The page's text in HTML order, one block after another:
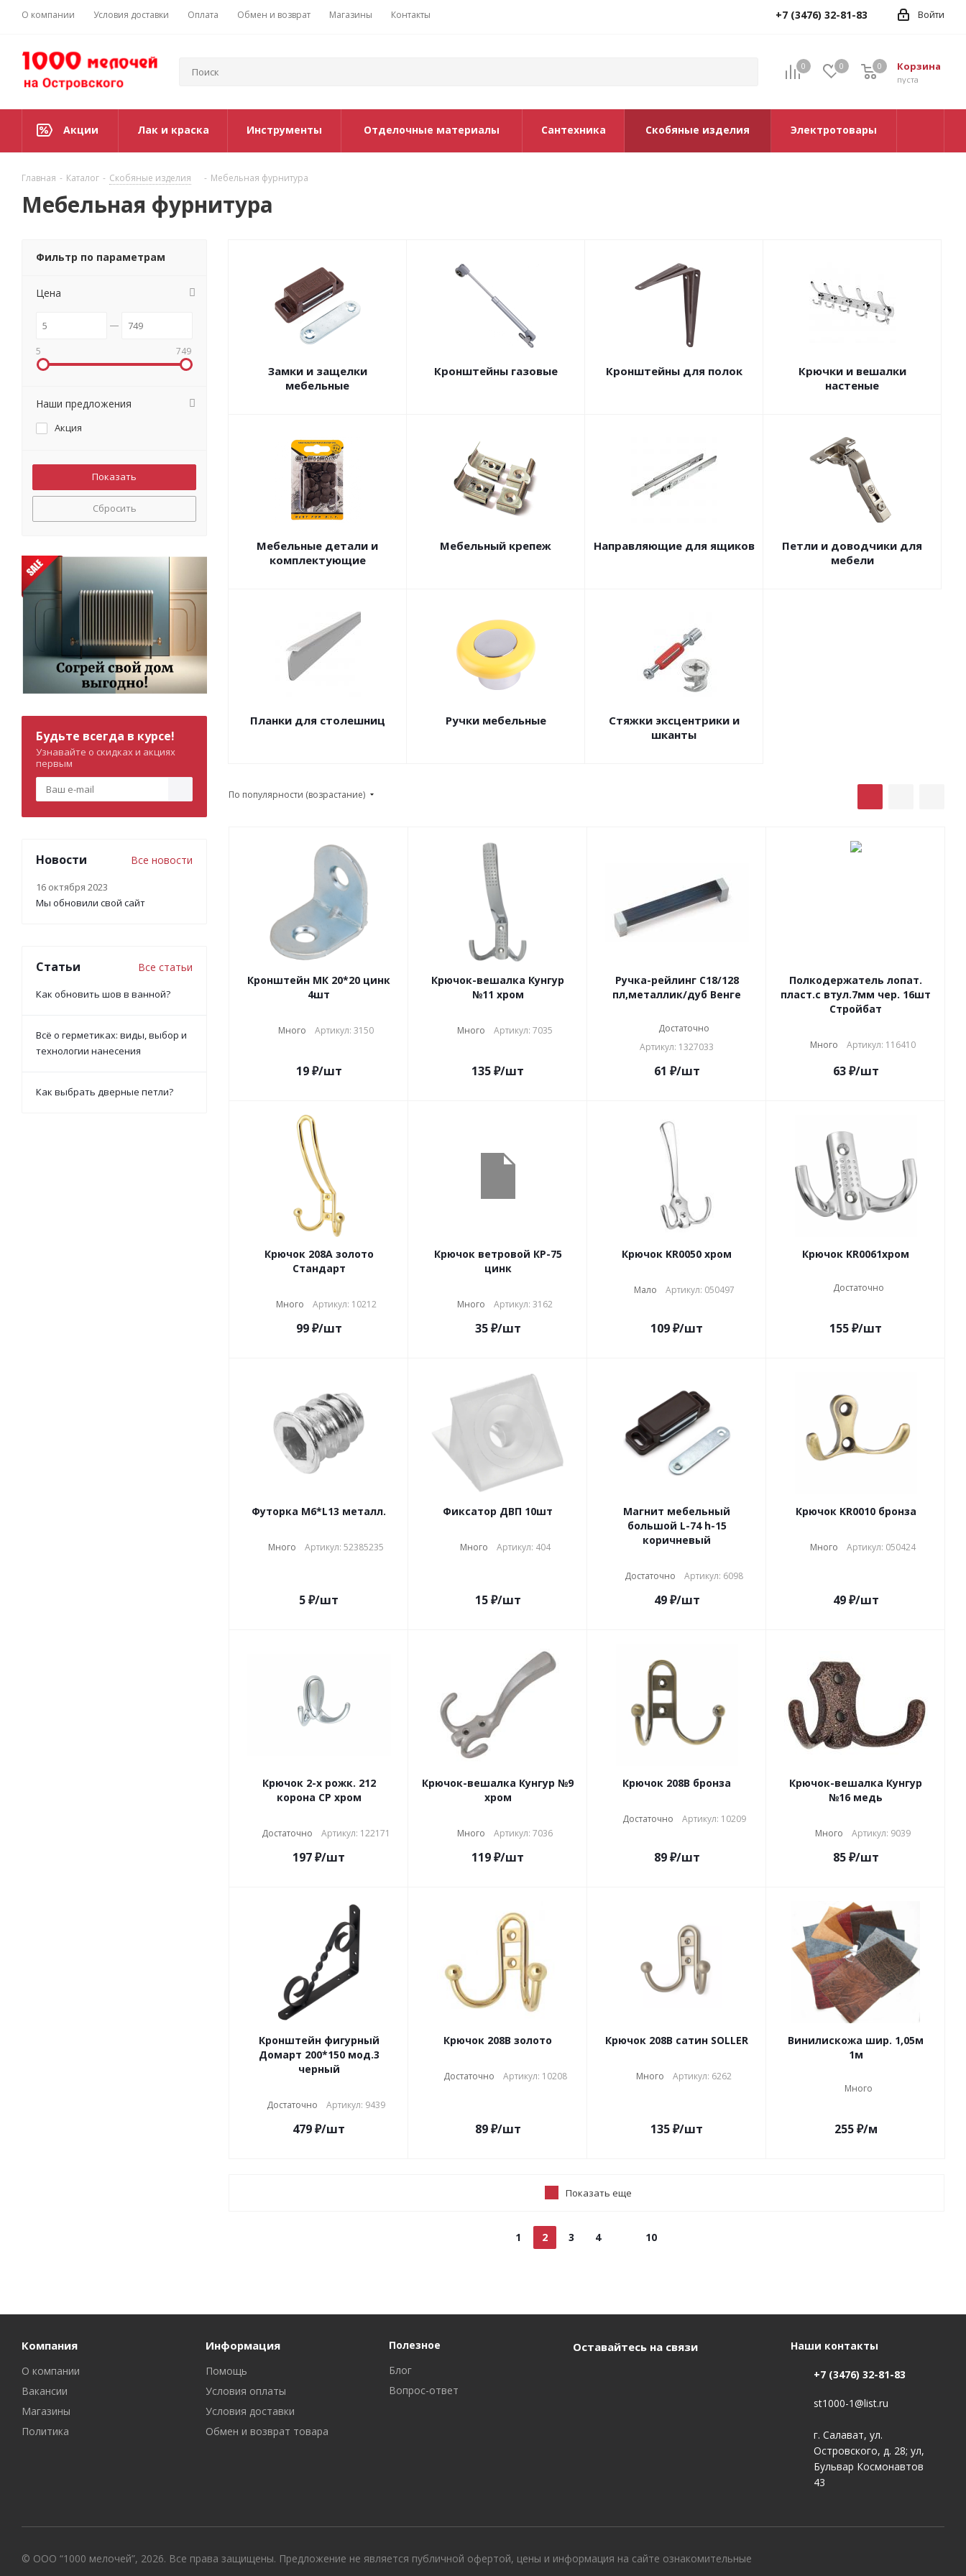
О компании Условия доставки Оплата Обмен и возврат Магазины Контакты Войти
+7 (3476) 32-81-83
0 0 Корзина
0
пуста
0
Акции Лак и краска Инструменты Отделочные материалы Сантехника Скобяные изделия Электротовары
Главная - Каталог - Скобяные изделия - Мебельная фурнитура
Мебельная фурнитура
Замки и защелки
мебельные
Кронштейны газовые Кронштейны для полок
Крючки и вешалки
настеные
Мебельные детали и
комплектующие
Мебельный крепеж Направляющие для ящиков
Петли и доводчики для
мебели
Планки для столешниц Ручки мебельные
Стяжки эксцентрики и
шканты
По популярности (возрастание)
Кронштейн МК 20*20 цинк
4шт
Много Артикул: 3150
19₽/шт
Крючок-вешалка Кунгур
№11 хром
Много Артикул: 7035
135₽/шт
Ручка-рейлинг С18/128
пл,металлик/дуб Венге
Достаточно
Артикул: 1327033
61 ₽/шт
Полкодержатель лопат.
пласт.с втул.7мм чер. 16шт
Стройбат
Много Артикул: 116410
63₽/шт
Крючок 208А золото
Стандарт
Много Артикул: 10212
99₽/шт
Крючок ветровой КР-75
цинк
Много Артикул: 3162
35₽/шт
Крючок KR0050 хром
Мало Артикул: 050497
109₽/шт
Крючок KR0061хром
Достаточно
155₽/шт
Футорка М6*L13 металл.
Много Артикул: 52385235
5₽/шт
Фиксатор ДВП 10шт
Много Артикул: 404
15₽/шт
Магнит мебельный
большой L-74 h-15
коричневый
Достаточно Артикул: 6098
49₽/шт
Крючок KR0010 бронза
Много Артикул: 050424
49₽/шт
Крючок 2-х рожк. 212
корона СР хром
Достаточно Артикул: 122171
197₽/шт
Крючок-вешалка Кунгур №9
хром
Много Артикул: 7036
119₽/шт
Крючок 208В бронза
Достаточно Артикул: 10209
89₽/шт
Крючок-вешалка Кунгур
№16 медь
Много Артикул: 9039
85₽/шт
Кронштейн фигурный
Домарт 200*150 мод.3
черный
Достаточно Артикул: 9439
479₽/шт
Крючок 208В золото
Достаточно Артикул: 10208
89₽/шт
Крючок 208В сатин SOLLER
Много Артикул: 6262
135₽/шт
Винилискожа шир. 1,05м
1м
Много
255₽/м
Показать еще
1 2 3 4 10
Фильтр по параметрам
Цена
5 749
Наши предложения
Акция
Сбросить
Будьте всегда в курсе!
Узнавайте о скидках и акциях
первым
Новости Все новости
16 октября 2023
Мы обновили свой сайт
Статьи Все статьи
Как обновить шов в ванной?
Всё о герметиках: виды, выбор и
технологии нанесения
Как выбрать дверные петли?
Компания
О компании
Вакансии
Магазины
Политика
Информация
Помощь
Условия оплаты
Условия доставки
Обмен и возврат товара
Полезное
Блог
Вопрос-ответ
Оставайтесь на связи Наши контакты
+7 (3476) 32-81-83
st1000-1@list.ru
г. Салават, ул.
Островского, д. 28; ул,
Бульвар Космонавтов
43
© ООО “1000 мелочей”, 2026. Все права защищены. Предложение не является публичной офертой, цены и информация на сайте ознакомительные